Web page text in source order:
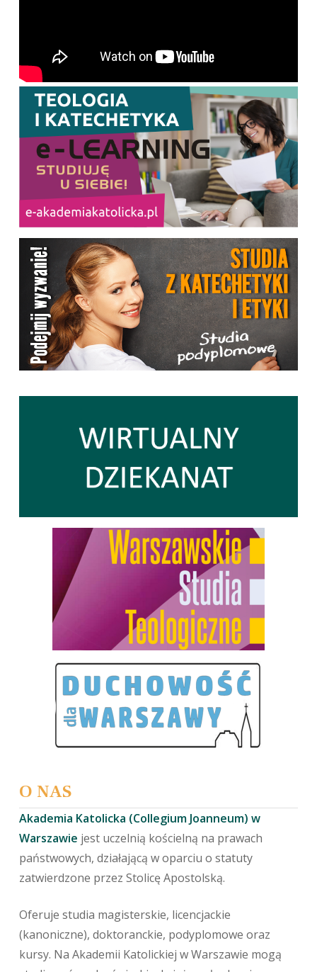
O NAS
Akademia Katolicka (Collegium Joanneum) w
Warszawie jest uczelnią kościelną na prawach
państwowych, działającą w oparciu o statuty
zatwierdzone przez Stolicę Apostolską.
Oferuje studia magisterskie, licencjackie
(kanoniczne), doktoranckie, podyplomowe oraz
kursy. Na Akademii Katolickiej w Warszawie mogą